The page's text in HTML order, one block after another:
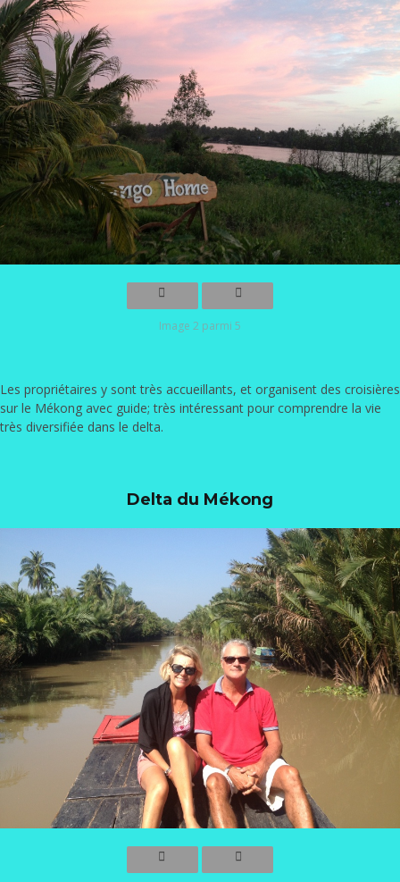
Image 2 parmi 5
Les propriétaires y sont très accueillants, et organisent des croisières
sur le Mékong avec guide; très intéressant pour comprendre la vie
très diversifiée dans le delta.
Delta du Mékong